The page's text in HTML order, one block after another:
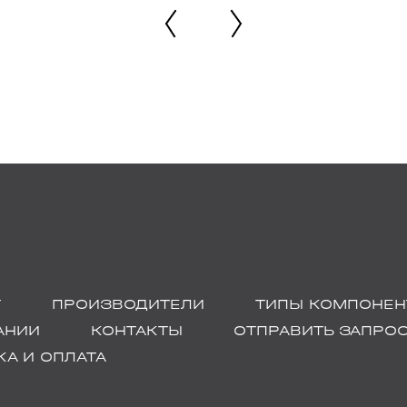
ПРОИЗВОДИТЕЛИ
ТИПЫ
КОНТАКТЫ
ОТПРАВИТЬ
И ОПЛАТА